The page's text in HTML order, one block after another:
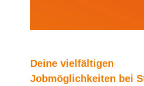
Deine vielfältigen
Jobmöglichkeiten bei